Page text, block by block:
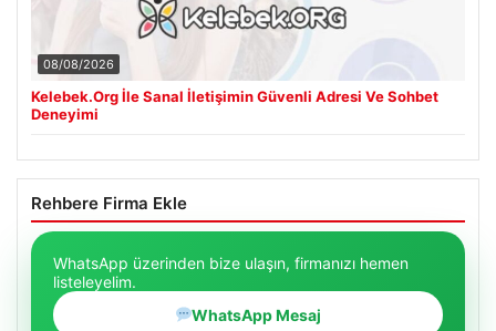
08/08/2026
Kelebek.Org İle Sanal İletişimin Güvenli Adresi Ve Sohbet
Deneyimi
Rehbere Firma Ekle
WhatsApp üzerinden bize ulaşın, firmanızı hemen
listeleyelim.
WhatsApp Mesaj